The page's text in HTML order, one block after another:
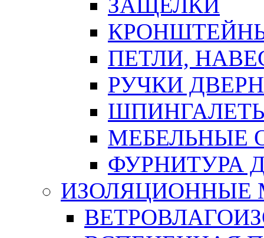
ЗАЩЕЛКИ
ПЕТЛИ,
РУЧКИ
МЕБЕЛЬНЫЕ
ФУРНИТУРА
ИЗОЛЯЦИОННЫЕ